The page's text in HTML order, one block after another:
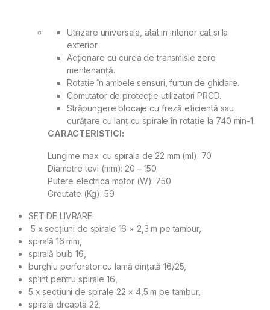
Utilizare universala, atat in interior cat si la
exterior.
Acţionare cu curea de transmisie zero
mentenanţă.
Rotaţie în ambele sensuri, furtun de ghidare.
Comutator de protecţie utilizatori PRCD.
Străpungere blocaje cu freză eficientă sau
curăţare cu lanţ cu spirale în rotaţie la 740 min-1.
CARACTERISTICI:
Lungime max. cu spirala de 22 mm (ml): 70
Diametre tevi (mm): 20 – 150
Putere electrica motor (W): 750
Greutate (Kg): 59
SET DE LIVRARE:
5 x secţiuni de spirale 16 × 2,3 m pe tambur,
spirală 16 mm,
spirală bulb 16,
burghiu perforator cu lamă dinţată 16/25,
splint pentru spirale 16,
5 x secţiuni de spirale 22 × 4,5 m pe tambur,
spirală dreaptă 22,